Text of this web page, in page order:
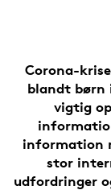
Corona-
blandt børn
vigtig
information
stor
udfordringer